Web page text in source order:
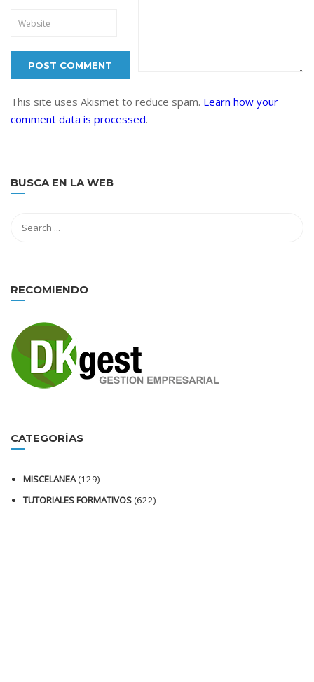
This site uses Akismet to reduce spam. Learn how your
comment data is processed.
BUSCA EN LA WEB
RECOMIENDO
CATEGORÍAS
MISCELANEA(129)
TUTORIALES FORMATIVOS(622)